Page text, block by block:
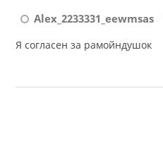
Alex_2233331_eewmsas
Я согласен за рамойндушок